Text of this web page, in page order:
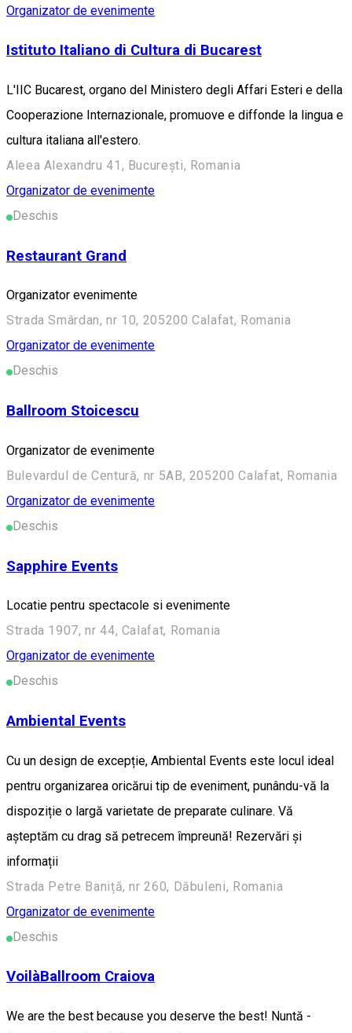
Organizator de evenimente
Istituto Italiano di Cultura di Bucarest
L'IIC Bucarest, organo del Ministero degli Affari Esteri e della
Cooperazione Internazionale, promuove e diffonde la lingua e
cultura italiana all'estero.
Aleea Alexandru 41, București, Romania
Organizator de evenimente
Deschis
Restaurant Grand
Organizator evenimente
Strada Smârdan, nr 10, 205200 Calafat, Romania
Organizator de evenimente
Deschis
Ballroom Stoicescu
Organizator de evenimente
Bulevardul de Centură, nr 5AB, 205200 Calafat, Romania
Organizator de evenimente
Deschis
Sapphire Events
Locatie pentru spectacole si evenimente
Strada 1907, nr 44, Calafat, Romania
Organizator de evenimente
Deschis
Ambiental Events
Cu un design de excepție, Ambiental Events este locul ideal
pentru organizarea oricărui tip de eveniment, punându-vă la
dispoziție o largă varietate de preparate culinare. Vă
așteptăm cu drag să petrecem împreună! Rezervări și
informații
Strada Petre Baniță, nr 260, Dăbuleni, Romania
Organizator de evenimente
Deschis
VoilàBallroom Craiova
We are the best because you deserve the best! Nuntă -